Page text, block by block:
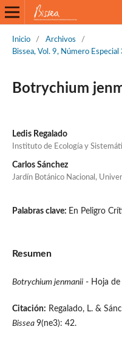
Inicio / Archivos
/
Bissea, Vol. 9, Número
Botrychium
Ledis Regalado
Instituto de Ecología y
Carlos Sánchez
Jardín Botánico Nacional,
Palabras clave: En Peligro
Resumen
Botrychium jenmanii- Hoja de
Citación: Regalado, L. &
Bissea 9(ne3): 42.